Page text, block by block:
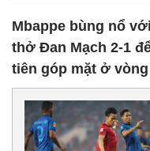
Mbappe bùng nổ
thở Đan Mạch 2-1
tiên góp mặt ở